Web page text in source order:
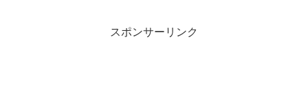
スポンサーリンク